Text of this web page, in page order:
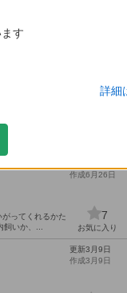
く食べよく寝て
気怪我にかかる
き...
作成7月28日
ってくれるかた
いか、...
作成6月26日
7
お気に入り
更新3月9日
作成3月9日
す
詳細